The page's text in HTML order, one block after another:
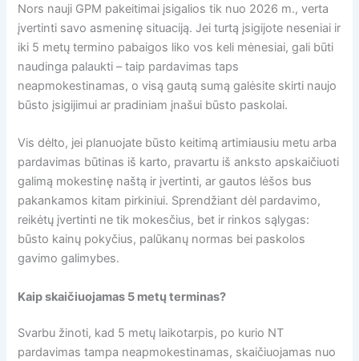
Nors nauji GPM pakeitimai įsigalios tik nuo 2026 m., verta
įvertinti savo asmeninę situaciją. Jei turtą įsigijote neseniai ir
iki 5 metų termino pabaigos liko vos keli mėnesiai, gali būti
naudinga palaukti – taip pardavimas taps
neapmokestinamas, o visą gautą sumą galėsite skirti naujo
būsto įsigijimui ar pradiniam įnašui būsto paskolai.
Vis dėlto, jei planuojate būsto keitimą artimiausiu metu arba
pardavimas būtinas iš karto, pravartu iš anksto apskaičiuoti
galimą mokestinę naštą ir įvertinti, ar gautos lėšos bus
pakankamos kitam pirkiniui. Sprendžiant dėl pardavimo,
reikėtų įvertinti ne tik mokesčius, bet ir rinkos sąlygas:
būsto kainų pokyčius, palūkanų normas bei paskolos
gavimo galimybes.
Kaip skaičiuojamas 5 metų terminas?
Svarbu žinoti, kad 5 metų laikotarpis, po kurio NT
pardavimas tampa neapmokestinamas, skaičiuojamas nuo